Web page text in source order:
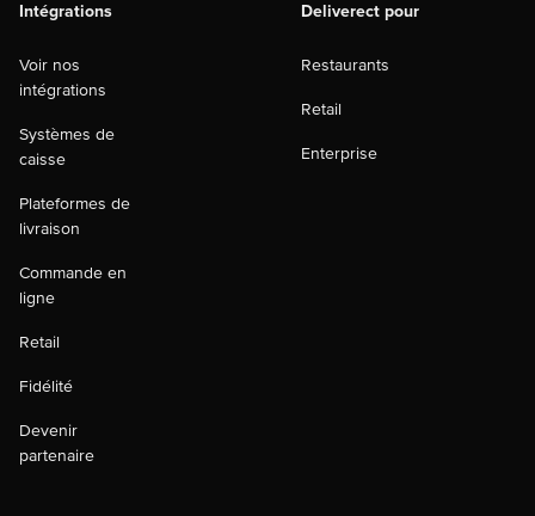
Intégrations
Voir nos
intégrations
Systèmes de
caisse
Plateformes de
livraison
Commande en
ligne
Retail
Fidélité
Devenir
partenaire
Deliverect pour
Restaurants
Retail
Enterprise